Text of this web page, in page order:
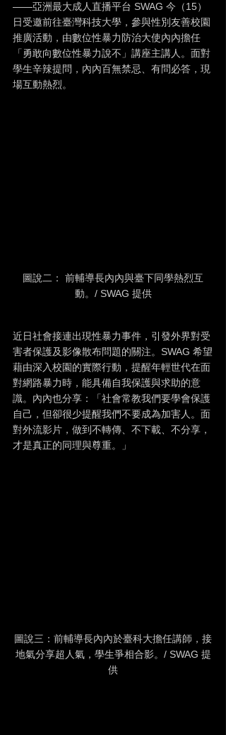
——亞洲最大成人直播平台 SWAG 今（15）
日受邀前往臺灣科技大學，參與性別友善校園
推廣活動，由數位性暴力防治大使內內擔任
「勇敢向數位性暴力說不」講座主講人。面對
學生辛辣提問，內內百無禁忌、有問必答，現
場互動熱烈。
圖說二： 前輔導長內內與臺下同學熱烈互
動。/ SWAG 提供
近日社會接連出現性暴力事件，引發外界對受
害者保護及影像散布問題的關注。SWAG 希望
藉由深入校園的實際行動，提醒年輕世代在面
對網路暴力時，能具備自我保護與求助的意
識。內內也分享：「社會常教我們要學會保護
自己，但卻很少提醒我們不要成為加害人。面
對外流影片，做到不轉傳、不下載、不分享，
才是真正的同理與尊重。」
圖說三：前輔導長內內於臺科大擔任講師，接
地氣分享超人氣，學生爭相合影。/ SWAG 提
供